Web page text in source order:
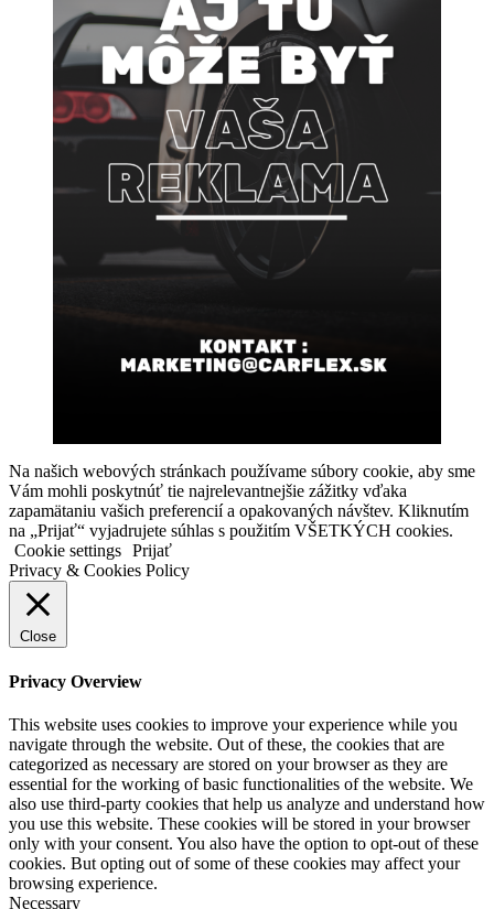
Na našich webových stránkach používame súbory cookie, aby sme
Vám mohli poskytnúť tie najrelevantnejšie zážitky vďaka
zapamätaniu vašich preferencií a opakovaných návštev. Kliknutím
na „Prijať“ vyjadrujete súhlas s použitím VŠETKÝCH cookies.
Cookie settings Prijať
Privacy & Cookies Policy
Close
Privacy Overview
This website uses cookies to improve your experience while you
navigate through the website. Out of these, the cookies that are
categorized as necessary are stored on your browser as they are
essential for the working of basic functionalities of the website. We
also use third-party cookies that help us analyze and understand how
you use this website. These cookies will be stored in your browser
only with your consent. You also have the option to opt-out of these
cookies. But opting out of some of these cookies may affect your
browsing experience.
Necessary